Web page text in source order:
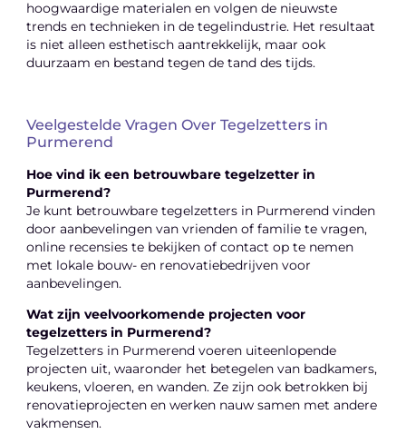
hoogwaardige materialen en volgen de nieuwste
trends en technieken in de tegelindustrie. Het resultaat
is niet alleen esthetisch aantrekkelijk, maar ook
duurzaam en bestand tegen de tand des tijds.
Veelgestelde Vragen Over Tegelzetters in
Purmerend
Hoe vind ik een betrouwbare tegelzetter in
Purmerend?
Je kunt betrouwbare tegelzetters in Purmerend vinden
door aanbevelingen van vrienden of familie te vragen,
online recensies te bekijken of contact op te nemen
met lokale bouw- en renovatiebedrijven voor
aanbevelingen.
Wat zijn veelvoorkomende projecten voor
tegelzetters in Purmerend?
Tegelzetters in Purmerend voeren uiteenlopende
projecten uit, waaronder het betegelen van badkamers,
keukens, vloeren, en wanden. Ze zijn ook betrokken bij
renovatieprojecten en werken nauw samen met andere
vakmensen.